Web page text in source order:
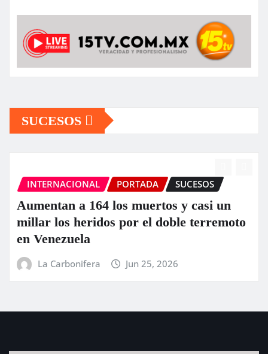
SUCESOS
INTERNACIONAL PORTADA SUCESOS
Aumentan a 164 los muertos y casi un
millar los heridos por el doble terremoto
en Venezuela
La Carbonifera Jun 25, 2026